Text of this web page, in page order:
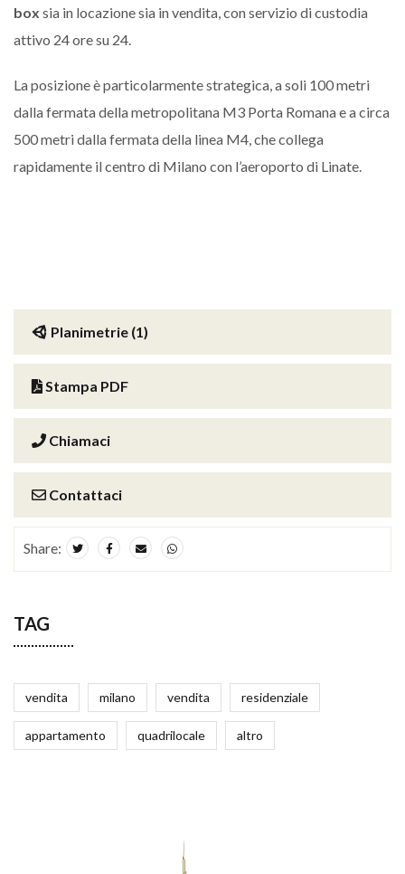
box sia in locazione sia in vendita, con servizio di custodia
attivo 24 ore su 24.
La posizione è particolarmente strategica, a soli 100 metri
dalla fermata della metropolitana M3 Porta Romana e a circa
500 metri dalla fermata della linea M4, che collega
rapidamente il centro di Milano con l’aeroporto di Linate.
Planimetrie (1)
Stampa PDF
Chiamaci
Contattaci
Share:
TAG
vendita milano vendita residenziale
appartamento quadrilocale altro